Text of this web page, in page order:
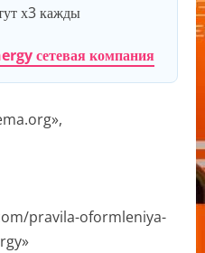
х3 кажды
сетевая компания
pravila-oformleniya-